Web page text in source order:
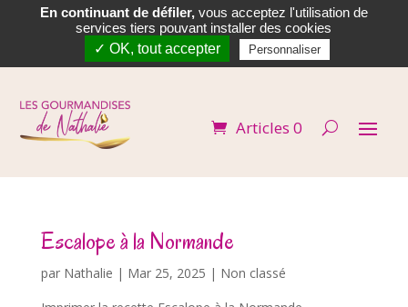
 
Articles 0
Escalope à la Normande
par Nathalie | Mar 25, 2025 | Non classé
En continuant de défiler,vous acceptez l'utilisation de
services tiers pouvant installer des cookies
✓ OK, tout accepter
Personnaliser